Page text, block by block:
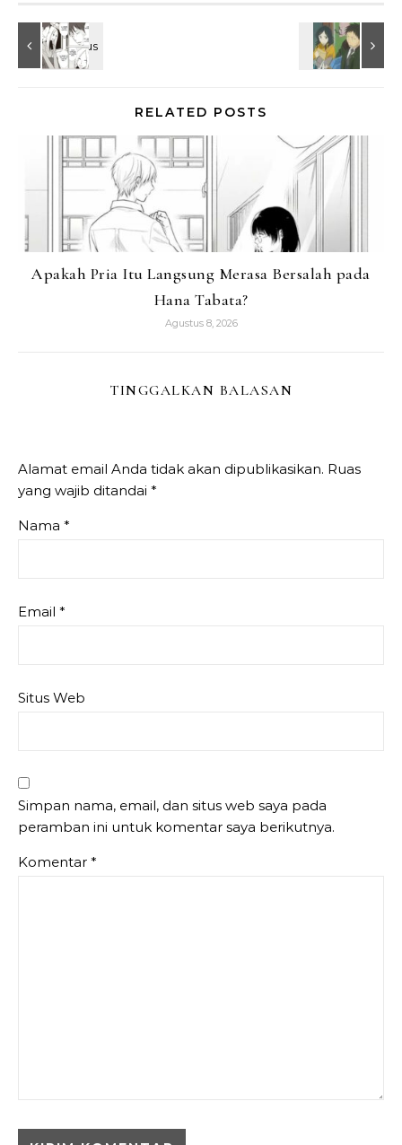
RELATED POSTS
Apakah Pria Itu Langsung Merasa Bersalah pada
Hana Tabata?
Agustus 8, 2026
TINGGALKAN BALASAN
Alamat email Anda tidak akan dipublikasikan. Ruas
yang wajib ditandai *
Nama *
Email *
Situs Web
Simpan nama, email, dan situs web saya pada
peramban ini untuk komentar saya berikutnya.
Komentar *